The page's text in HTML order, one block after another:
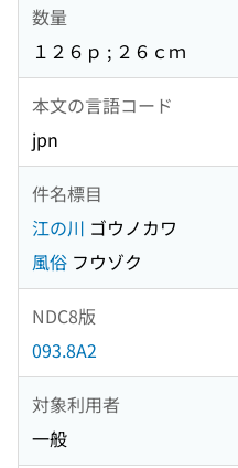
数量
１２６ｐ ; ２６ｃｍ
本文の言語コード
jpn
件名標目
江の川 ゴウノカワ
風俗 フウゾク
NDC8版
093.8A2
対象利用者
一般